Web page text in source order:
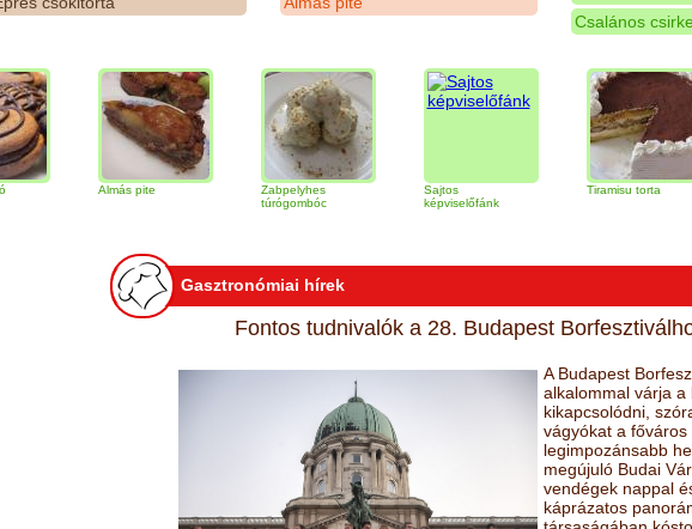
Csalános
Almás pite
Zabpelyhes
túrógombóc
képviselőfánk
Tiramisu torta
Gasztronómiai hírek
Fontos tudnivalók a 28. Budapest
A Budapest
alkalommal várja a
kikapcsolódni,
vágyókat a főváros
legimpozánsabb
megújuló Budai
vendégek nappal
káprázatos